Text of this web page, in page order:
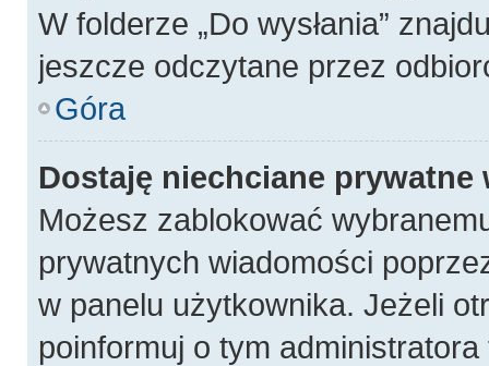
W folderze „Do wysłania”
jeszcze odczytane przez
Góra
Dostaję niechciane prywatne
Możesz zablokować
prywatnych wiadomości
w panelu użytkownika. Jeżeli
poinformuj o tym